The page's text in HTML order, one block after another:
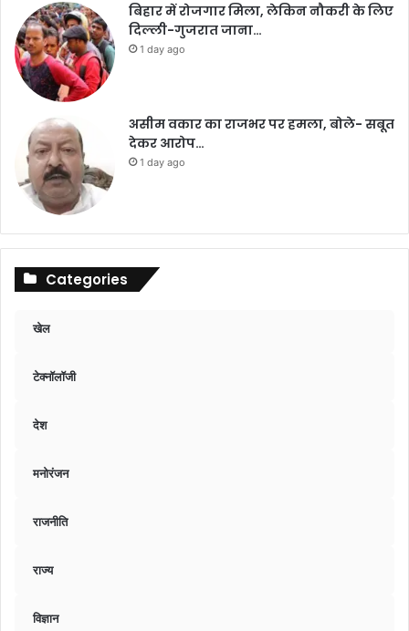
बिहार में रोजगार मिला, लेकिन नौकरी के लिए
दिल्ली-गुजरात जाना…
1 day ago
असीम वकार का राजभर पर हमला, बोले- सबूत
देकर आरोप…
1 day ago
Categories
खेल
टेक्नॉलॉजी
देश
मनोरंजन
राजनीति
राज्य
विज्ञान